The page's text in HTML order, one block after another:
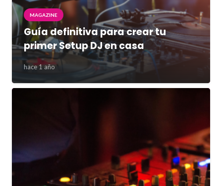
MAGAZINE
Guía definitiva para crear tu
primer Setup DJ en casa
hace 1 año